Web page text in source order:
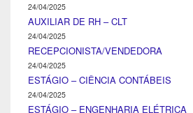
24/04/2025
AUXILIAR DE RH – CLT
24/04/2025
RECEPCIONISTA/VENDEDORA
24/04/2025
ESTÁGIO – CIÊNCIA CONTÁBEIS
24/04/2025
ESTÁGIO – ENGENHARIA ELÉTRICA